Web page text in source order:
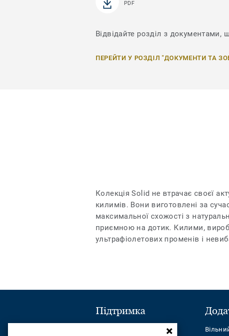
PDF
Відвідайте розділ з документами,
ПЕРЕЙТИ У РОЗДІЛ "ДОКУМЕНТИ ТА
Колекція Solid не втрачає своєї
килимів. Вони виготовлені за
максимальної схожості з
приємною на дотик. Килими,
ультрафіолетових променів і
Підтримка
Надіслати повідомлення